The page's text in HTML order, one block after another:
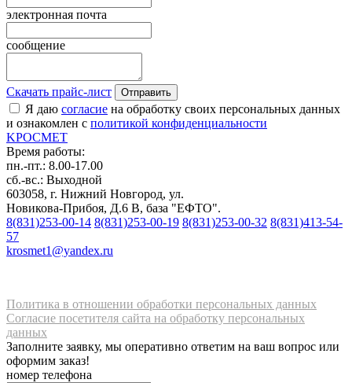
электронная почта
сообщение
Скачать прайс-лист Отправить
Я даю согласие на обработку своих персональных данных
и ознакомлен с политикой конфиденциальности
KРОСМЕТ
Время работы:
пн.-пт.: 8.00-17.00
сб.-вс.: Выходной
603058, г. Нижний Новгород, ул.
Новикова-Прибоя, Д.6 В, база "ЕФТО".
8(831)253-00-14 8(831)253-00-19 8(831)253-00-32 8(831)413-54-
57
krosmet1@yandex.ru
Политика в отношении обработки персональных данных
Согласие посетителя сайта на обработку персональных
данных
Заполните заявку, мы оперативно ответим на ваш вопрос или
оформим заказ!
номер телефона